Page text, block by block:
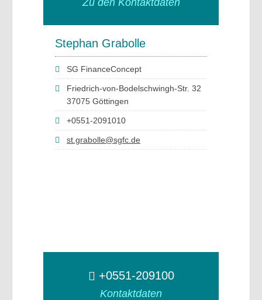
Zu den Kontaktdaten
Stephan Grabolle
SG FinanceConcept
Friedrich-von-Bodelschwingh-Str. 32
37075 Göttingen
+0551-2091010
st.grabolle@sgfc.de
+0551-209100
Kontaktdaten